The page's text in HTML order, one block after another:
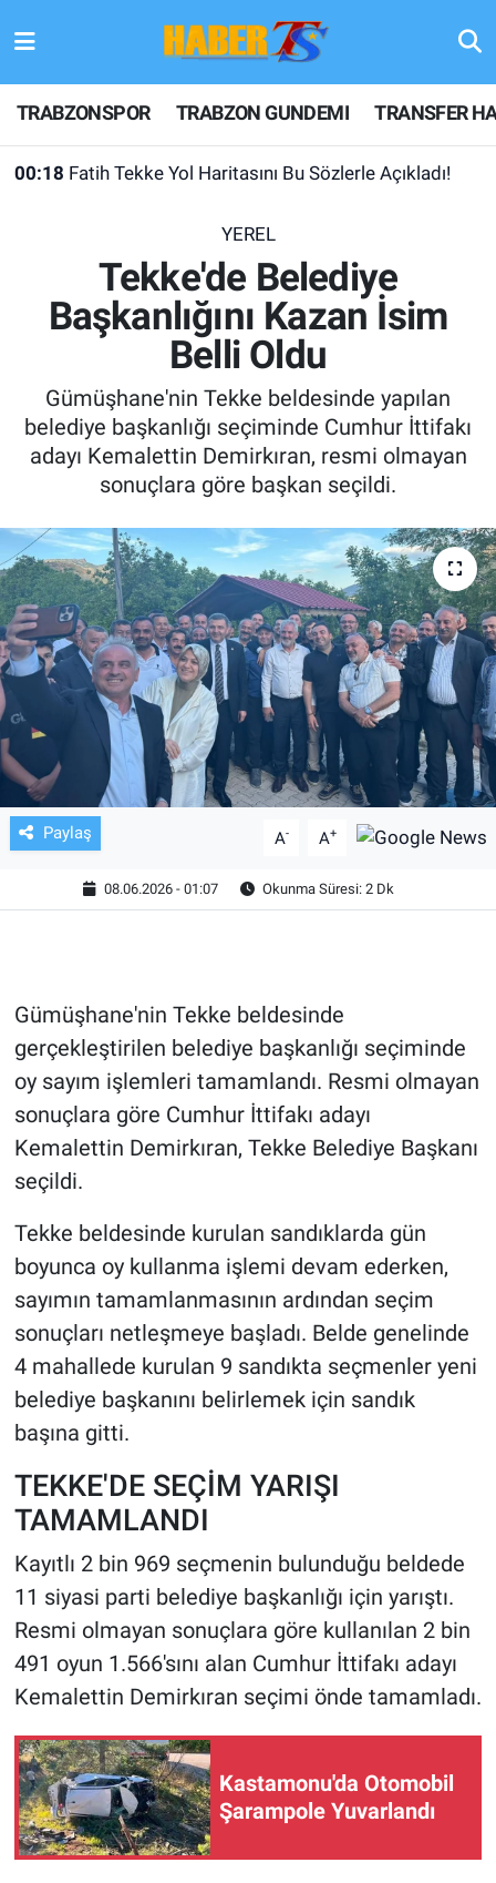
TRABZONSPOR TRABZON GUNDEMI TRANSFER
00:18 Fatih Tekke Yol Haritasını Bu Sözlerle Açıkladı!
YEREL
Tekke'de Belediye
Başkanlığını Kazan İsim
Belli Oldu
Gümüşhane'nin Tekke beldesinde yapılan
belediye başkanlığı seçiminde Cumhur İttifakı
adayı Kemalettin Demirkıran, resmi olmayan
sonuçlara göre başkan seçildi.
Paylaş A- A+
08.06.2026 - 01:07 Okunma Süresi: 2 Dk
Gümüşhane'nin Tekke beldesinde
gerçekleştirilen belediye başkanlığı seçiminde
oy sayım işlemleri tamamlandı. Resmi olmayan
sonuçlara göre Cumhur İttifakı adayı
Kemalettin Demirkıran, Tekke Belediye Başkanı
seçildi.
Tekke beldesinde kurulan sandıklarda gün
boyunca oy kullanma işlemi devam ederken,
sayımın tamamlanmasının ardından seçim
sonuçları netleşmeye başladı. Belde genelinde
4 mahallede kurulan 9 sandıkta seçmenler yeni
belediye başkanını belirlemek için sandık
başına gitti.
TEKKE'DE SEÇİM YARIŞI
TAMAMLANDI
Kayıtlı 2 bin 969 seçmenin bulunduğu beldede
11 siyasi parti belediye başkanlığı için yarıştı.
Resmi olmayan sonuçlara göre kullanılan 2 bin
491 oyun 1.566'sını alan Cumhur İttifakı adayı
Kemalettin Demirkıran seçimi önde tamamladı.
Kastamonu'da Otomobil
Şarampole Yuvarlandı
TRABZONSPOR
TRABZON GUNDEMI
KULİS MEYDANI
1461 TRABZON
FUTBOL
ALT LIGLER
TV VE SİNEMA
BASKETBOL
SAĞLIK
GENEL
KÜLTÜR SANAT
ASAYİŞ
EKONOMİ
HABERDE İNSAN
POLİTİKA
SPOR
Bilim, Teknoloji
Hava Durumu
Trafik Durumu
Son Dakika Haberleri